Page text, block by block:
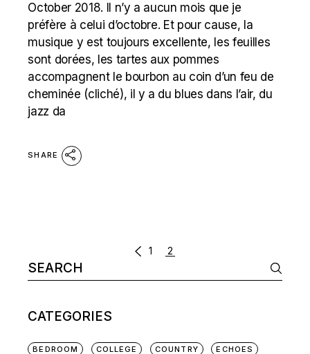
October 2018. Il n’y a aucun mois que je
préfère à celui d’octobre. Et pour cause, la
musique y est toujours excellente, les feuilles
sont dorées, les tartes aux pommes
accompagnent le bourbon au coin d’un feu de
cheminée (cliché), il y a du blues dans l’air, du
jazz da
SHARE
NAVIGATION
1 2
Search
for:
CATEGORIES
BEDROOM COLLEGE COUNTRY
ECHOES